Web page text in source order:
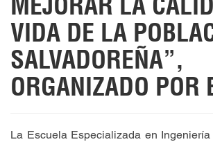
VIDA DE LA
SALVADOREÑA”,
ORGANIZADO POR
La Escuela Especializada en